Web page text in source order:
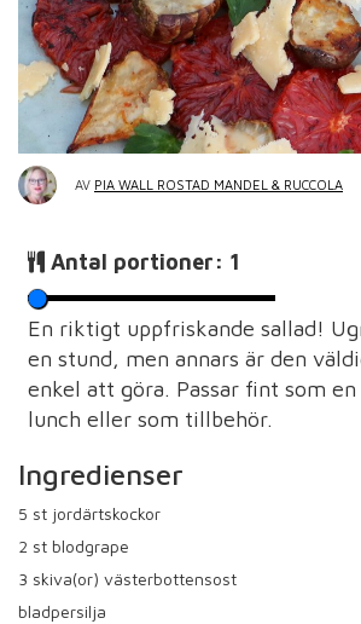
AV PIA WALL ROSTAD MANDEL & RUCCOLA
Antal portioner: 1
En riktigt uppfriskande sallad!
en stund, men annars är den
enkel att göra. Passar fint som
lunch eller som tillbehör.
Ingredienser
5 st jordärtskockor
2 st blodgrape
3 skiva(or) västerbottensost
bladpersilja